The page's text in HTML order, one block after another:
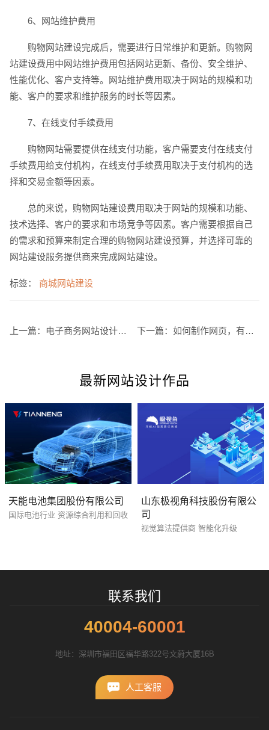
6、网站维护费用
购物网站建设完成后，需要进行日常维护和更新。购物网
站建设费用中网站维护费用包括网站更新、备份、安全维护、
性能优化、客户支持等。网站维护费用取决于网站的规模和功
能、客户的要求和维护服务的时长等因素。
7、在线支付手续费用
购物网站需要提供在线支付功能，客户需要支付在线支付
手续费用给支付机构，在线支付手续费用取决于支付机构的选
择和交易金额等因素。
总的来说，购物网站建设费用取决于网站的规模和功能、
技术选择、客户的要求和市场竞争等因素。客户需要根据自己
的需求和预算来制定合理的购物网站建设预算，并选择可靠的
网站建设服务提供商来完成网站建设。
标签： 商城网站建设
上一篇： 电子商务网站设计如何做才能更出色 下一篇：如何制作网页，有哪些基本步骤？
最新网站设计作品
天能电池集团股份有限公司
国际电池行业 资源综合利用和回收
山东极视角科技股份有限公
司
视觉算法提供商 智能化升级
联系我们
40004-60001
地址：深圳市福田区福华路322号文蔚大厦16B
人工客服
创意品牌型网站 · 标准企业官网建设 · 外贸网
电商及系统平台开发 · 微信小程序开发 · 年度
您的预算 1万-3万 5万-8万
招标项目